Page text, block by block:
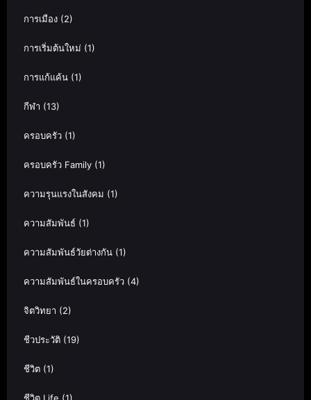
การเมือง (2)
การเริ่มต้นใหม่ (1)
การแก้แค้น (1)
กีฬา (13)
ครอบครัว (1)
ครอบครัว Family (1)
ความรุนแรงในสังคม (1)
ความสัมพันธ์ (1)
ความสัมพันธ์วัยต่างกัน (1)
ความสัมพันธ์ในครอบครัว (4)
จิตวิทยา (2)
ชีวประวัติ (19)
ชีวิต (1)